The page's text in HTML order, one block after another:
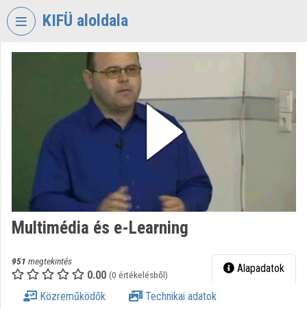
Fejléc kihagyása
KIFÜ aloldala
INFORMATIKAI
FEJLESZTÉSI
ÜGYNÖKSÉG
Intézményi kezdőlap
Bejelentkezés
Intézményi felfedezés
Kategóriák
Intézményi listák
Multimédia és e-Learning
951 megtekintés
0.00 (0 értékelésből) Alapadatok
Közreműködők Technikai adatok